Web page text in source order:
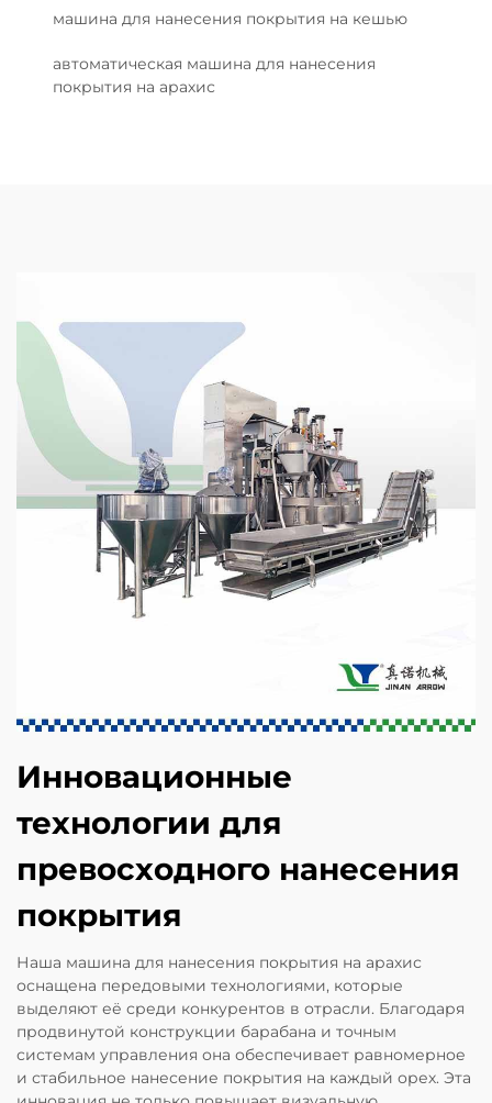
машина для нанесения покрытия на кешью
автоматическая машина для нанесения
покрытия на арахис
Инновационные
технологии для
превосходного нанесения
покрытия
Наша машина для нанесения покрытия на арахис
оснащена передовыми технологиями, которые
выделяют её среди конкурентов в отрасли. Благодаря
продвинутой конструкции барабана и точным
системам управления она обеспечивает равномерное
и стабильное нанесение покрытия на каждый орех. Эта